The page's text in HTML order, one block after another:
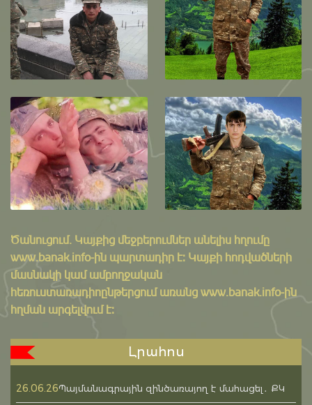
Ծանուցում․ Կայքից մեջբերումներ անելիս հղումը
www.banak.info-ին պարտադիր է: Կայքի հոդվածների
մասնակի կամ ամբողջական
հեռուստառադիոընթերցում առանց www.banak.info-ին
հղման արգելվում է:
Լրահոս
26.06.26Պայմանագրային զինծառայող է մահացել․ ՔԿ